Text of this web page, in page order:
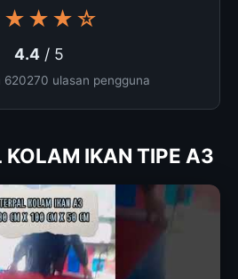
4.4 / 5
620270 ulasan pengguna
IKAN TIPE A3